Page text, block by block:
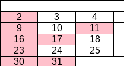
2
3 4
9
10 11
16
17 18
23
24 25
30
31